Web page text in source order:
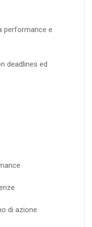
performance e
deadlines ed
di azione